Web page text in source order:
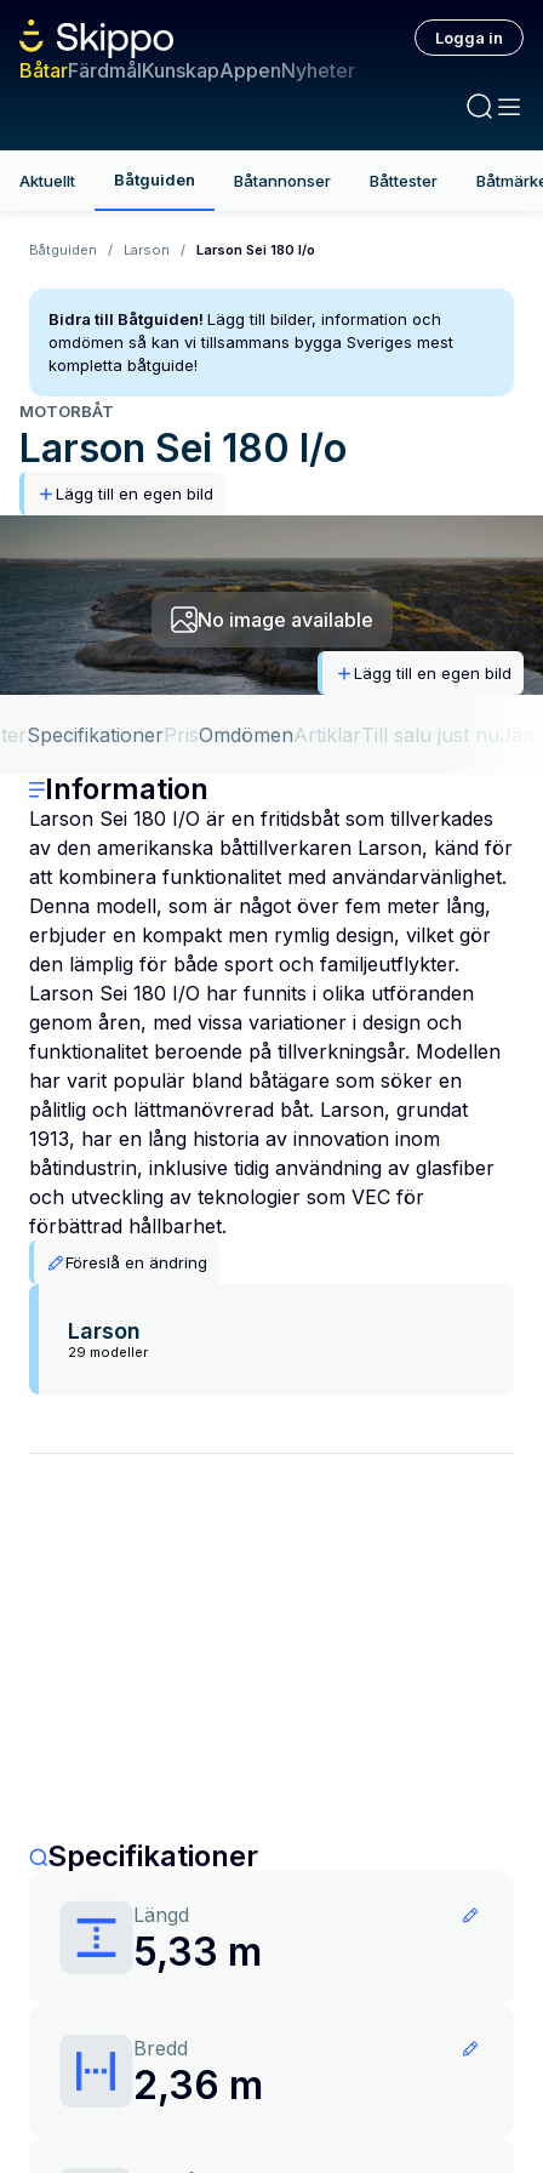
BåtarFärdmålKunskapAppenNyheter
Logga in
Aktuellt Båtguiden Båtannonser Båttester
Båtguiden / Larson / Larson Sei 180 I/o
Bidra till Båtguiden! Lägg till bilder, information och
omdömen så kan vi tillsammans bygga Sveriges mest
kompletta båtguide!
MOTORBÅT
Larson Sei 180 I/o
Lägg till en egen bild
No image available
Lägg till en egen bild
SpecifikationerPrisOmdömenArtiklarTill salu just nu
Information
Larson Sei 180 I/O är en fritidsbåt som tillverkades
av den amerikanska båttillverkaren Larson, känd för
att kombinera funktionalitet med användarvänlighet.
Denna modell, som är något över fem meter lång,
erbjuder en kompakt men rymlig design, vilket gör
den lämplig för både sport och familjeutflykter.
Larson Sei 180 I/O har funnits i olika utföranden
genom åren, med vissa variationer i design och
funktionalitet beroende på tillverkningsår. Modellen
har varit populär bland båtägare som söker en
pålitlig och lättmanövrerad båt. Larson, grundat
1913, har en lång historia av innovation inom
båtindustrin, inklusive tidig användning av glasfiber
och utveckling av teknologier som VEC för
förbättrad hållbarhet.
Föreslå en ändring
Larson
29 modeller
Specifikationer
Längd
5,33 m
Bredd
2,36 m